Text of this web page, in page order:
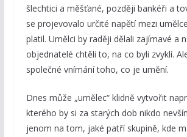
šlechtici a měšťané, později bankéři a
se projevovalo určité napětí mezi
platil. Umělci by raději dělali zajímavé a
objednatelé chtěli to, na co byli zvyklí.
společné vnímání toho, co je umění.
Dnes může „umělec“ klidně vytvořit
kterého by si za starých dob nikdo
jenom na tom, jaké patří skupině, kde